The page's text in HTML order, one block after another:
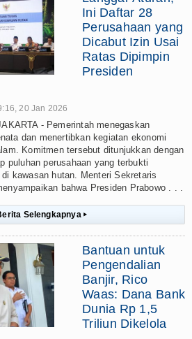
Ini Daftar 28
Perusahaan yang
Dicabut Izin Usai
Ratas Dipimpin
Presiden
20 Jan 2026
- Pemerintah menegaskan
dan menertibkan kegiatan ekonomi
Komitmen tersebut ditunjukkan dengan
puluhan perusahaan yang terbukti
kawasan hutan. Menteri Sekretaris
bahwa Presiden Prabowo . . .
Selengkapnya ▸
Bantuan untuk
Pengendalian
Banjir, Rico
Waas: Dana Bank
Dunia Rp 1,5
Triliun Dikelola